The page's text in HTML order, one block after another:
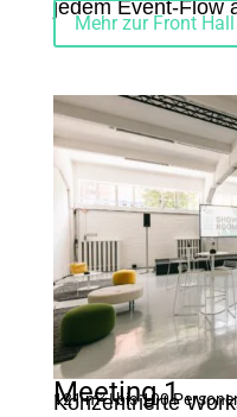
jedem Event-Flow
Mehr zur Front Hall
Meeting 1
121 m² | bis 100
Konzentrierte